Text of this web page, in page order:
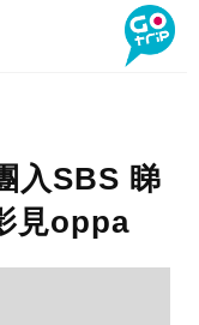
入SBS 睇
見oppa